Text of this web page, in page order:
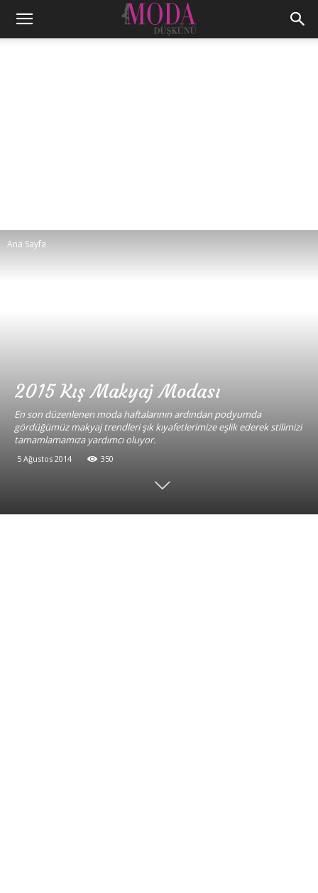
Ana Sayfa
2015 Kış Makyaj Modası
En son düzenlenen moda haftalarının ardından podyumda
gördüğümüz makyaj trendleri şık kıyafetlerimize eşlik ederek stilimizi
tamamlamamıza yardımcı oluyor.
5 Ağustos 2014 350